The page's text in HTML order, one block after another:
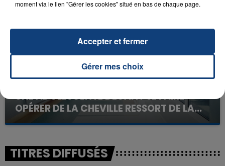
aspergé sa compagne et leur bébé de trois mois
UNE ADOLESCENTE DEVANT SE FAIRE
OPÉRER DE LA CHEVILLE RESSORT DE LA...
La famille a porté plainte contre la clinique qui a
excuses.
TITRES DIFFUSÉS
moment via le lien "Gérer les cookies" situé en bas de chaque page.
Gérer mes choix
Accepter et fermer